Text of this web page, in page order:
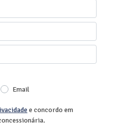
Email
e concordo em